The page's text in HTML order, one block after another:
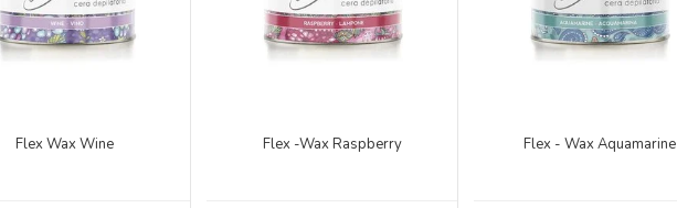
Flex Wax Wine Flex -Wax Raspberry Flex - Wax Aquamarine